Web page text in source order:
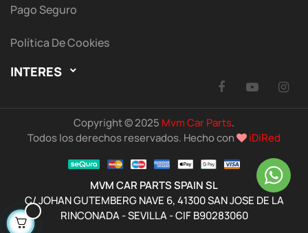
Pago Seguro
Política De Cookies
INTERES 
Facebook
Copyright © 2025 Mvm Car Parts.
Todos los derechos reservados. Hecho con
iDiRed
MVM CAR PARTS SPAIN SL
C/ JOHAN GUTEMBERG NAVE 6, 41300 SAN JOSE DE LA
RINCONADA - SEVILLA - CIF B90283060